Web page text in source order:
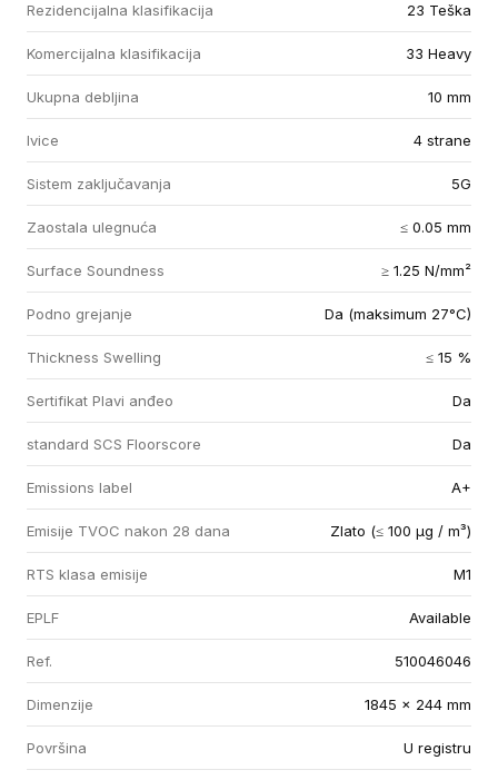
Rezidencijalna klasifikacija 23 Teška
Komercijalna klasifikacija 33 Heavy
Ukupna debljina 10 mm
Ivice 4 strane
Sistem zaključavanja 5G
Zaostala ulegnuća ≤ 0.05 mm
Surface Soundness ≥ 1.25 N/mm²
Podno grejanje Da (maksimum 27°C)
Thickness Swelling ≤ 15 %
Sertifikat Plavi anđeo Da
standard SCS Floorscore Da
Emissions label A+
Emisije TVOC nakon 28 dana Zlato (≤ 100 µg / m³)
RTS klasa emisije M1
EPLF Available
Ref. 510046046
Dimenzije 1845 x 244 mm
Površina U registru